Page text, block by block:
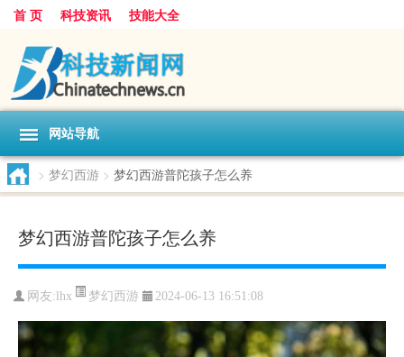
首 页 科技资讯 技能大全
网站导航
> 梦幻西游 > 梦幻西游普陀孩子怎么养
梦幻西游普陀孩子怎么养
网友: lhx 梦幻西游 2024-06-13 16:51:08